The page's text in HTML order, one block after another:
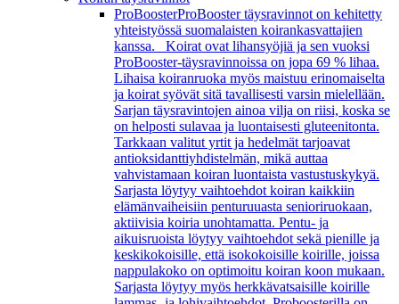
ProBoosterProBooster täysravinnot on kehitetty
yhteistyössä suomalaisten koirankasvattajien
kanssa. Koirat ovat lihansyöjiä ja sen vuoksi
ProBooster-täysravinnoissa on jopa 69 % lihaa.
Lihaisa koiranruoka myös maistuu erinomaiselta
ja koirat syövät sitä tavallisesti varsin mielellään.
Sarjan täysravintojen ainoa vilja on riisi, koska se
on helposti sulavaa ja luontaisesti gluteenitonta.
Tarkkaan valitut yrtit ja hedelmät tarjoavat
antioksidanttiyhdistelmän, mikä auttaa
vahvistamaan koiran luontaista vastustuskykyä.
Sarjasta löytyy vaihtoehdot koiran kaikkiin
elämänvaiheisiin penturuuasta senioriruokaan,
aktiivisia koiria unohtamatta. Pentu- ja
aikuisruoista löytyy vaihtoehdot sekä pienille ja
keskikokoisille, että isokokoisille koirille, joissa
nappulakoko on optimoitu koiran koon mukaan.
Sarjasta löytyy myös herkkävatsaisille koirille